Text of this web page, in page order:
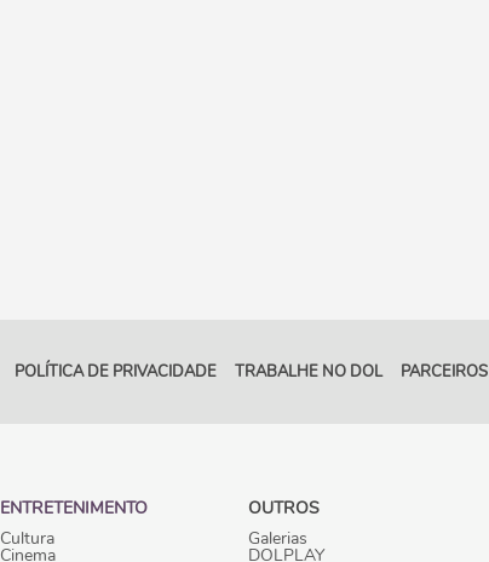
POLÍTICA DE PRIVACIDADE TRABALHE NO DOL PARCEIROS
ENTRETENIMENTO
Cultura
Cinema
OUTROS
Galerias
DOLPLAY